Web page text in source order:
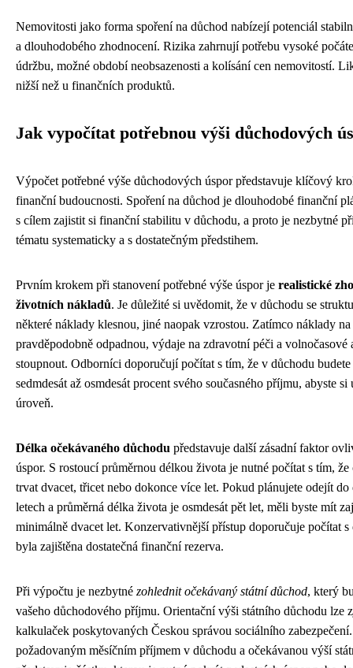
Nemovitosti jako forma spoření na důchod nabízejí potenciál
a dlouhodobého zhodnocení. Rizika zahrnují potřebu vysoké
údržbu, možné období neobsazenosti a kolísání cen nemovitostí.
nižší než u finančních produktů.
Jak vypočítat potřebnou výši důchodových
Výpočet potřebné výše důchodových úspor představuje klíčový
finanční budoucnosti. Spoření na důchod je dlouhodobé finanční
s cílem zajistit si finanční stabilitu v důchodu, a proto je nezbytné
tématu systematicky a s dostatečným předstihem.
Prvním krokem při stanovení potřebné výše úspor je realistické
životních nákladů. Je důležité si uvědomit, že v důchodu se
některé náklady klesnou, jiné naopak vzrostou. Zatímco náklady
pravděpodobně odpadnou, výdaje na zdravotní péči a
stoupnout. Odborníci doporučují počítat s tím, že v důchodu
sedmdesát až osmdesát procent svého současného příjmu, abyste
úroveň.
Délka očekávaného důchodu představuje další zásadní faktor
úspor. S rostoucí průměrnou délkou života je nutné počítat s tím,
trvat dvacet, třicet nebo dokonce více let. Pokud plánujete odejít do
letech a průměrná délka života je osmdesát pět let, měli byste mít
minimálně dvacet let. Konzervativnější přístup doporučuje počítat
byla zajištěna dostatečná finanční rezerva.
Při výpočtu je nezbytné zohlednit očekávaný státní důchod, který
vašeho důchodového příjmu. Orientační výši státního důchodu lze
kalkulaček poskytovaných Českou správou sociálního
požadovaným měsíčním příjmem v důchodu a očekávanou výší